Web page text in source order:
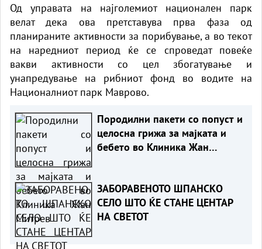
Од управата на најголемиот национален парк
велат дека ова претставува прва фаза од
планираните активности за порибување, а во текот
на наредниот период ќе се спроведат повеќе
вакви активности со цел збогатување и
унапредување на рибниот фонд во водите на
Националниот парк Маврово.
Породилни пакети со попуст и
целосна грижа за мајката и
бебето во Клиника Жан
ЗАБОРАВЕНОТО ШПАНСКО
СЕЛО ШТО ЌЕ СТАНЕ ЦЕНТАР
НА СВЕТОТ